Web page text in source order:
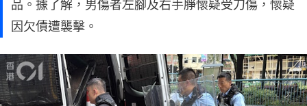
品。據了解，男傷者左腳及右手㬹懷疑受刀傷，懷疑
因欠債遭襲擊。